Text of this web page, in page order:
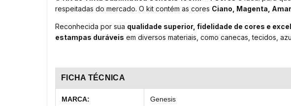
respeitadas do mercado. O kit contém as cores Ciano, Magenta,
Reconhecida por sua qualidade superior, fidelidade de cores e
estampas duráveis em diversos materiais, como canecas, tecidos,
FICHA TÉCNICA
MARCA: Genesis